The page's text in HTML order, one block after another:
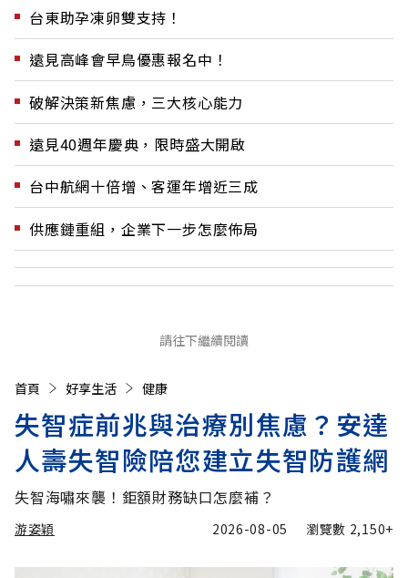
台東助孕凍卵雙支持！
遠見高峰會早鳥優惠報名中！
破解決策新焦慮，三大核心能力
遠見40週年慶典，限時盛大開啟
台中航網十倍增、客運年增近三成
供應鏈重組，企業下一步怎麼佈局
請往下繼續閱讀
首頁 好享生活 健康
失智症前兆與治療別焦慮？安達
人壽失智險陪您建立失智防護網
失智海嘯來襲！鉅額財務缺口怎麼補？
游姿穎 2026-08-05 瀏覽數 2,150+